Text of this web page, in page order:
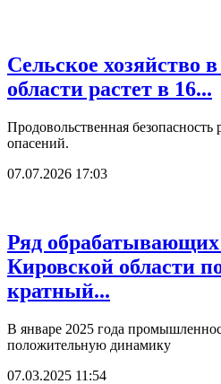
Сельское хозяйство
области растет в 16...
Продовольственная безопасность
опасений.
07.07.2026 17:03
Ряд обрабатывающих
Кировской области
кратный...
В январе 2025 года
положительную динамику
07.03.2025 11:54